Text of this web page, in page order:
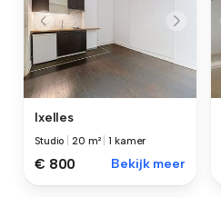
Ixelles
Studio 20 m² |1 kamer
€ 800 Bekijk meer